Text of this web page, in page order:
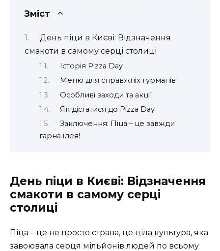
Зміст
День піци в Києві: Відзначення
смакоти в самому серці столиці
Історія Pizza Day
Меню для справжніх гурманів
Особливі заходи та акції
Як дістатися до Pizza Day
Заключення: Піца – це завжди
гарна ідея!
День піци в Києві: Відзначення
смакоти в самому серці
столиці
Піца – це не просто страва, це ціла культура, яка
завоювала серця мільйонів людей по всьому